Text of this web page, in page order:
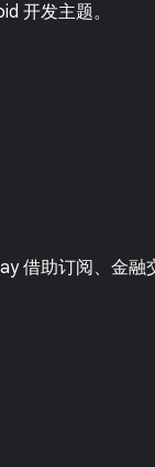
开发主题。
借助订阅、金融